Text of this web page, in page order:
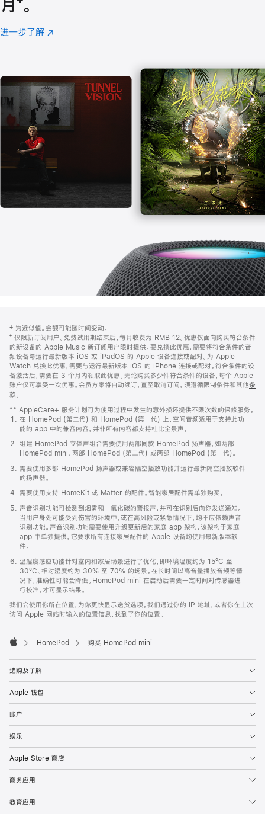
月 脚
注
⁺。
进一步了解 Apple
(在
口
中
打
开)
页
页
脚
注
‡ 为近似值。金额可能随时间变动。
⁺ 仅限新订阅用户。免费试用期结束后，每月收费为 RMB 12。优惠仅面向购买符合条件
的新设备的 Apple Music 新订阅用户限时提供。要兑换此优惠，需要将符合条件的音
频设备与运行最新版本 iOS 或 iPadOS 的 Apple 设备连接或配对。为 Apple
Watch 兑换此优惠，需要与运行最新版本 iOS 的 iPhone 连接或配对。符合条件的设
备激活后，需要在 3 个月内领取此优惠。无论购买多少件符合条件的设备，每个 Apple
账户仅可享受一次优惠。会员方案将自动续订，直至取消订阅。须遵循限制条件和其他条
款。
窗
口
中
打
开)
** AppleCare+ 服务计划可为使用过程中发生的意外损坏提供不限次数的保修服务。
在 HomePod (第二代) 和 HomePod (第一代) 上，空间音频适用于支持此功
能的 app 中的兼容内容。并非所有内容都支持杜比全景声。
组建 HomePod 立体声组合需要使用两部同款 HomePod 扬声器，如两部
HomePod mini、两部 HomePod (第二代) 或两部 HomePod (第一代)。
需要使用多部 HomePod 扬声器或兼容隔空播放功能并运行最新隔空播放软件
的扬声器。
需要使用支持 HomeKit 或 Matter 的配件。智能家居配件需单独购买。
声音识别功能可检测到烟雾和一氧化碳的警报声，并可在识别后向你发送通知。
当用户身处可能受到伤害的环境中，或在高风险或紧急情况下，均不应依赖声音
识别功能。声音识别功能需要使用升级更新后的家庭 app 架构，该架构于家庭
app 中单独提供。它要求所有连接家居配件的 Apple 设备均使用最新版本软
件。
温湿度感应功能针对室内和家居场景进行了优化，即环境温度约为 15ºC 至
30ºC、相对湿度约为 30% 至 70% 的场景。在长时间以高音量播放音频等情
况下，准确性可能会降低。HomePod mini 在启动后需要一定时间对传感器进
行校准，才可显示结果。
我们会使用你所在位置，为你更快显示送货选项。我们通过你的 IP 地址，或者你在上次
访问 Apple 网站时输入的位置信息，找到了你的位置。
HomePod 购买 HomePod mini
选购及了解
Apple 钱包
账户
娱乐
Apple Store 商店
商务应用
教育应用